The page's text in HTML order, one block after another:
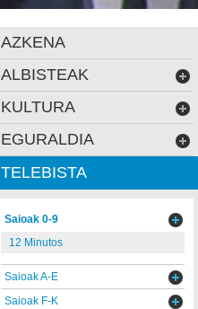
AZKENA
ALBISTEAK
KULTURA
EGURALDIA
TELEBISTA
Saioak 0-9
12 Minutos
Saioak A-E
Saioak F-K